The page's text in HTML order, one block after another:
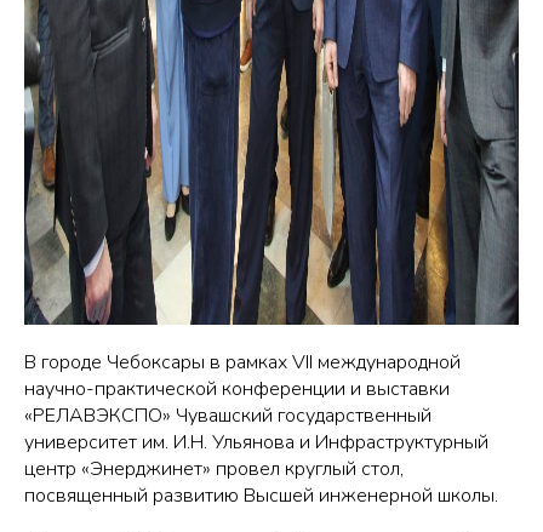
В городе Чебоксары в рамках VII международной
научно-практической конференции и выставки
«РЕЛАВЭКСПО» Чувашский государственный
университет им. И.Н. Ульянова и Инфраструктурный
центр «Энерджинет» провел круглый стол,
посвященный развитию Высшей инженерной школы.